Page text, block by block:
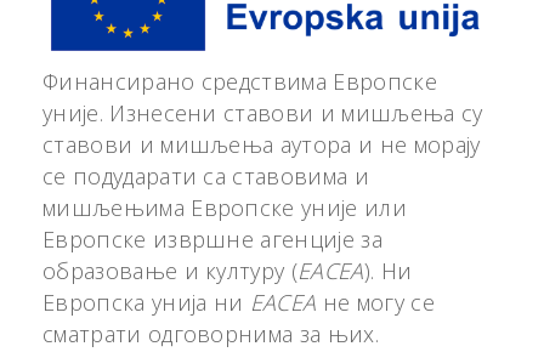
Финансирано средствима Европске
уније. Изнесени ставови и мишљења су
ставови и мишљења аутора и не морају
се подударати са ставовима и
мишљењима Европске уније или
Европске извршне агенције за
образовање и културу (EACEA). Ни
Европска унија ни EACEA не могу се
сматрати одговорнима за њих.